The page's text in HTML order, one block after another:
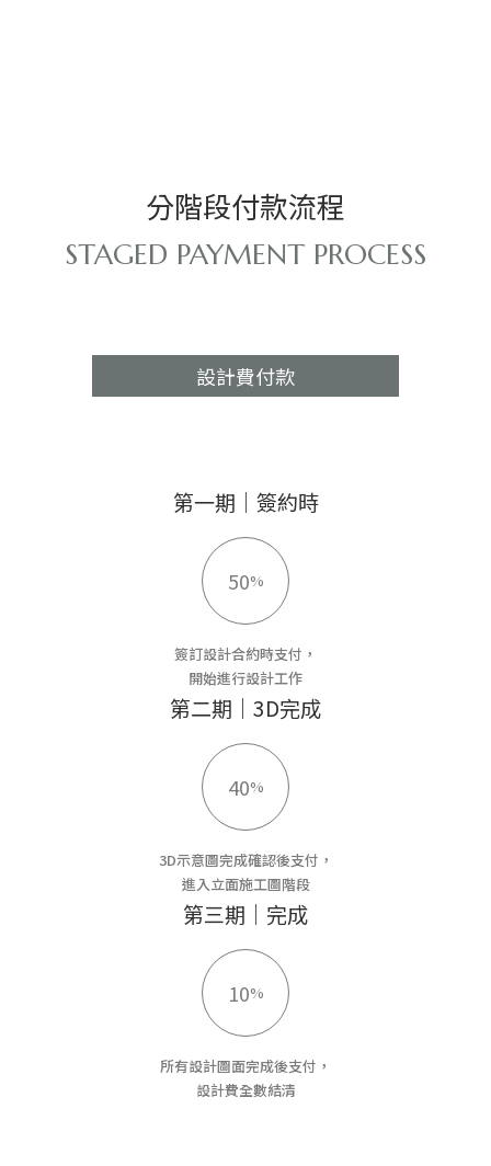
分階段付款流程
STAGED PAYMENT PROCESS
設計費付款
第一期｜簽約時
50%
簽訂設計合約時支付，
開始進行設計工作
第二期｜3D完成
40%
3D示意圖完成確認後支付，
進入立面施工圖階段
第三期｜完成
10%
所有設計圖面完成後支付，
設計費全數結清